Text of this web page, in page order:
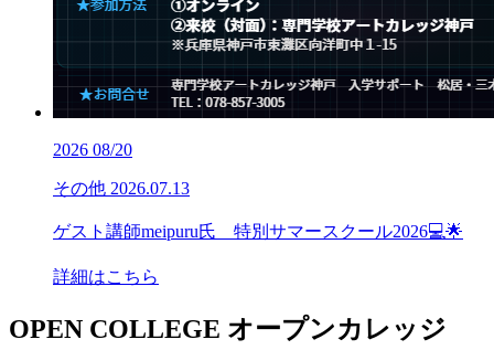
2026 08/20
その他 2026.07.13
ゲスト講師meipuru氏 特別サマースクール2026💻🌟
詳細はこちら
OPEN COLLEGE オープンカレッジ